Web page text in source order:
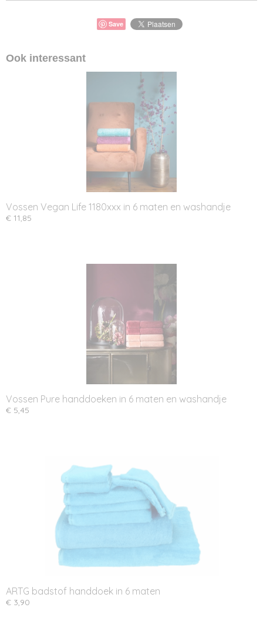
Save
Ook interessant
Vossen Vegan Life 1180xxx in 6 maten en washandje
€ 11,85
Vossen Pure handdoeken in 6 maten en washandje
€ 5,45
ARTG badstof handdoek in 6 maten
€ 3,90